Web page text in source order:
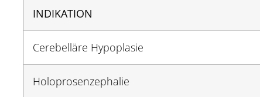
INDIKATION
Cerebelläre Hypoplasie
Holoprosenzephalie